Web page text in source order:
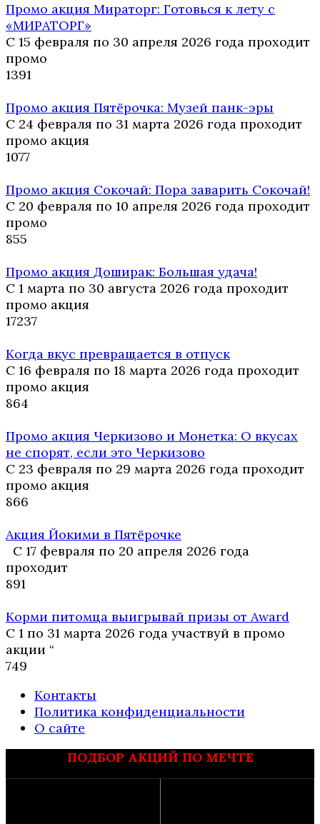
Промо акция Мираторг: Готовься к лету с
«МИРАТОРГ»
С 15 февраля по 30 апреля 2026 года проходит
промо
1391
Промо акция Пятёрочка: Музей панк-эры
С 24 февраля по 31 марта 2026 года проходит
промо акция
1077
Промо акция Сокочай: Пора заварить Сокочай!
С 20 февраля по 10 апреля 2026 года проходит
промо
855
Промо акция Доширак: Большая удача!
С 1 марта по 30 августа 2026 года проходит
промо акция
17237
Когда вкус превращается в отпуск
С 16 февраля по 18 марта 2026 года проходит
промо акция
864
Промо акция Черкизово и Монетка: О вкусах
не спорят, если это Черкизово
С 23 февраля по 29 марта 2026 года проходит
промо акция
866
Акция Йокими в Пятёрочке
С 17 февраля по 20 апреля 2026 года
проходит
891
Корми питомца выигрывай призы от Award
С 1 по 31 марта 2026 года участвуй в промо
акции “
749
Контакты
Политика конфиденциальности
О сайте
ПОДБОР АКЦИЙ ПО МЕЧТЕ